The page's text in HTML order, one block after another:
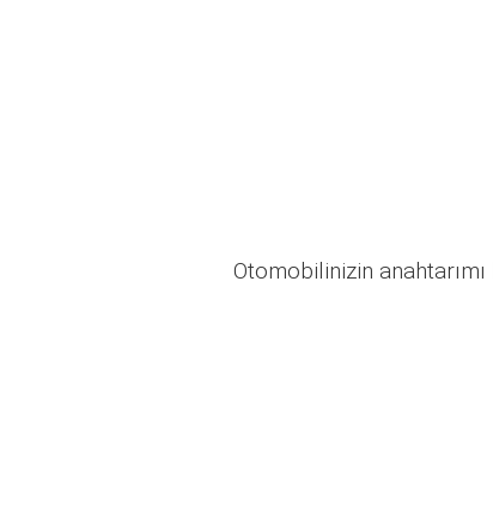
Otomobilinizin